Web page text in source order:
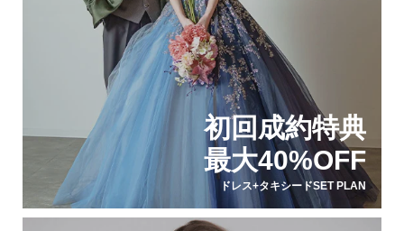
初回成約特典
最大40%OFF
ドレス+タキシードSET PLAN